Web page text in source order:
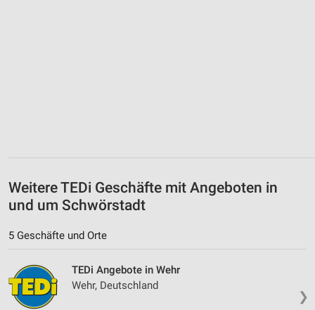
Weitere TEDi Geschäfte mit Angeboten in
und um Schwörstadt
5 Geschäfte und Orte
❯
TEDi Angebote in Wehr
Wehr, Deutschland